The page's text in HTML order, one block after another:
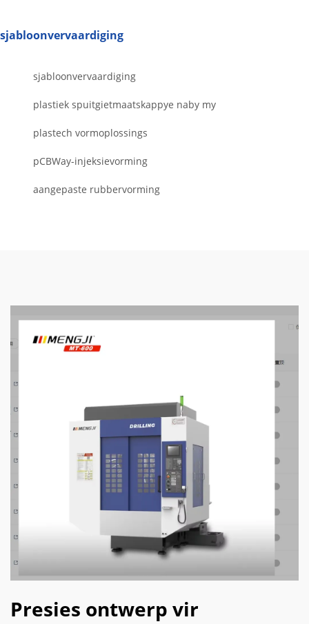
sjabloonvervaardiging
sjabloonvervaardiging
plastiek spuitgietmaatskappye naby my
plastech vormoplossings
pCBWay-injeksievorming
aangepaste rubbervorming
Presies ontwerp vir